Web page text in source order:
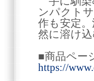
ンパクト
作も安定
然に溶け
■商品ペー
https://